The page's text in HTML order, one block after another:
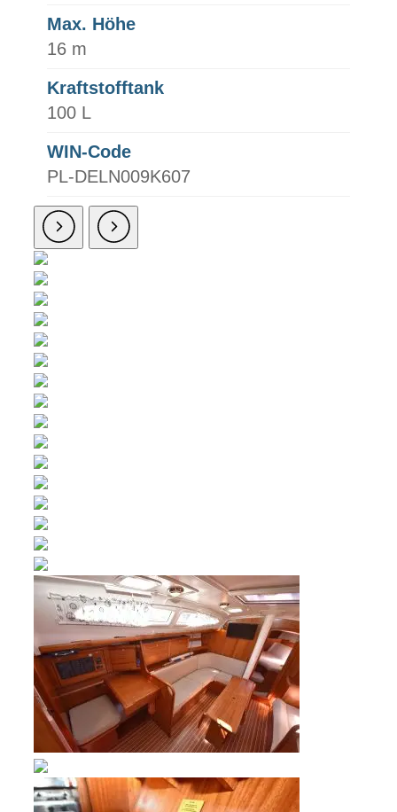
Max. Höhe
16 m
Kraftstofftank
100 L
WIN-Code
PL-DELN009K607